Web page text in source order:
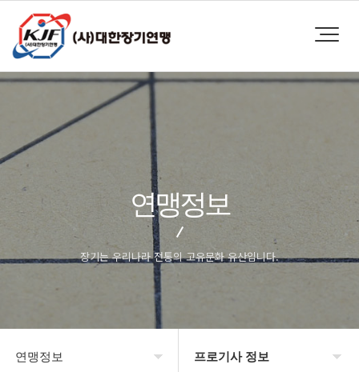
연맹정보
장기는 우리나라 전통의 고유문화 유산입니다.
연맹정보 프로기사 정보